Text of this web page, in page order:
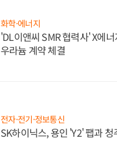
화학·에너지
'DL이앤씨 SMR 협력사' X에
우라늄 계약 체결
전자·전기·정보통신
SK하이닉스, 용인 'Y2' 팹과